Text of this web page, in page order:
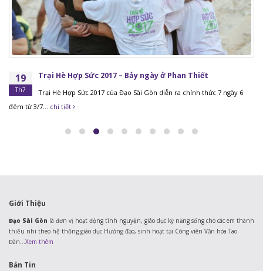
19
Th7
Trại Hè Hợp Sức 2017 – Bảy ngày ở Phan Thiết
Trại Hè Hợp Sức 2017 của Đạo Sài Gòn diễn ra chính thức 7 ngày 6
đêm từ 3/7... chi tiết
Giới Thiệu
Đạo Sài Gòn là đơn vị hoạt động tình nguyện, giáo dục kỹ năng sống cho các em thanh
thiếu nhi theo hệ thống giáo dục Hướng đạo, sinh hoạt tại Công viên Văn hóa Tao
Đàn...Xem thêm
Bản Tin